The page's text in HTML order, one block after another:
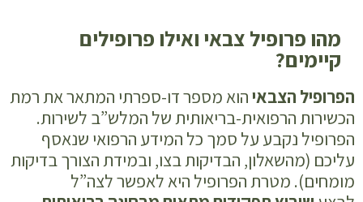
מהו פרופיל צבאי ואילו פרופילים
קיימים?
הפרופיל הצבאיהוא מספר דו-ספרתי המתאר את רמת
הכשירות הרפואית-בריאותית של המלש”ב לשירות.
הפרופיל נקבע על סמך כל המידע הרפואי שנאסף
עליכם (מהשאלון, הבדיקות בצו, ובמידת הצורך בדיקות
מומחים). מטרת הפרופיל היא לאפשר לצה”ל